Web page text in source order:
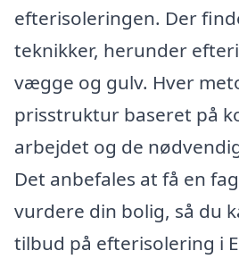
efterisoleringen. Der
teknikker, herunder
vægge og gulv. Hver
prisstruktur baseret på
arbejdet og de
Det anbefales at få en
vurdere din bolig, så du
tilbud på efterisolering i